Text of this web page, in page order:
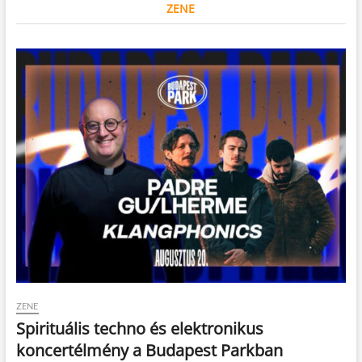
ZENE
ZENE
Spirituális techno és elektronikus
koncertélmény a Budapest Parkban